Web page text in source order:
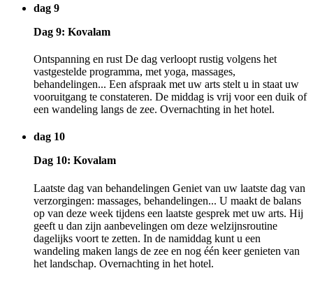
dag 9
Dag 9: Kovalam
Ontspanning en rust De dag verloopt rustig volgens het
vastgestelde programma, met yoga, massages,
behandelingen... Een afspraak met uw arts stelt u in staat uw
vooruitgang te constateren. De middag is vrij voor een duik of
een wandeling langs de zee. Overnachting in het hotel.
dag 10
Dag 10: Kovalam
Laatste dag van behandelingen Geniet van uw laatste dag van
verzorgingen: massages, behandelingen... U maakt de balans
op van deze week tijdens een laatste gesprek met uw arts. Hij
geeft u dan zijn aanbevelingen om deze welzijnsroutine
dagelijks voort te zetten. In de namiddag kunt u een
wandeling maken langs de zee en nog één keer genieten van
het landschap. Overnachting in het hotel.